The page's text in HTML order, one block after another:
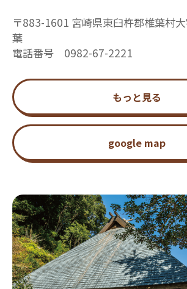
〒883-1601 宮崎県東臼杵郡椎葉村
葉
電話番号 0982-67-2221
もっと見る
google map